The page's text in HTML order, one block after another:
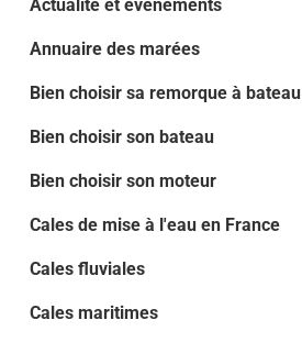
Actualité et évènements
Annuaire des marées
Bien choisir sa remorque à bateau
Bien choisir son bateau
Bien choisir son moteur
Cales de mise à l'eau en France
Cales fluviales
Cales maritimes